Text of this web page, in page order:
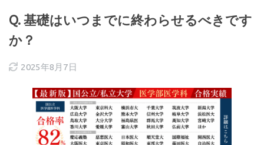
Q. 基礎はいつまでに終わらせるべきです
か？
2025年8月7日